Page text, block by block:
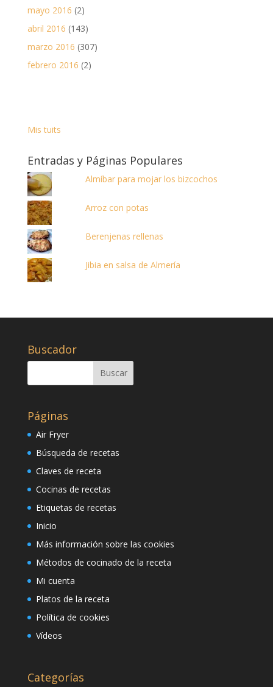
mayo 2016 (2)
abril 2016 (143)
marzo 2016 (307)
febrero 2016 (2)
Mis tuits
Entradas y Páginas Populares
Almíbar para mojar los bizcochos
Arroz con potas
Berenjenas rellenas
Jibia en salsa de Almería
Buscador
Páginas
Air Fryer
Búsqueda de recetas
Claves de receta
Cocinas de recetas
Etiquetas de recetas
Inicio
Más información sobre las cookies
Métodos de cocinado de la receta
Mi cuenta
Platos de la receta
Política de cookies
Vídeos
Categorías